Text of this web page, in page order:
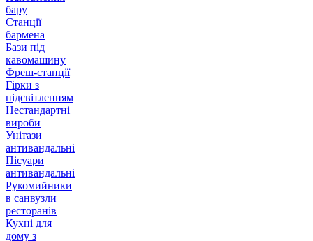
бару
Станції
бармена
Бази під
кавомашину
Фреш-станції
Гірки з
підсвітленням
Нестандартні
вироби
Унітази
антивандальні
Пісуари
антивандальні
Рукомийники
в санвузли
ресторанів
Кухні для
дому з